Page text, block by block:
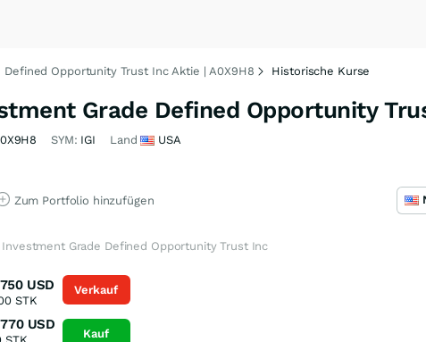
Opportunity Trust Inc Aktie | A0X9H8 Historische Kurse
Grade Defined Opportunity
SYM: IGI Land USA
Zum Portfolio hinzufügen
Grade Defined Opportunity Trust Inc
USD
STK
USD
Verkauf
Kauf